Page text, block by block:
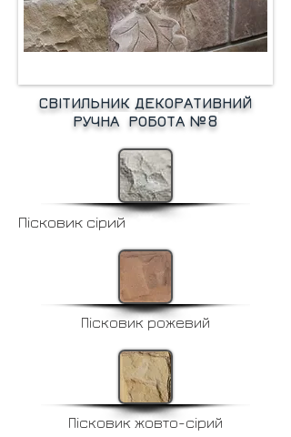
СВІТИЛЬНИК ДЕКОРАТИВНИЙ
РУЧНА РОБОТА №8
Пісковик сірий
Пісковик рожевий
Пісковик жовто-сірий